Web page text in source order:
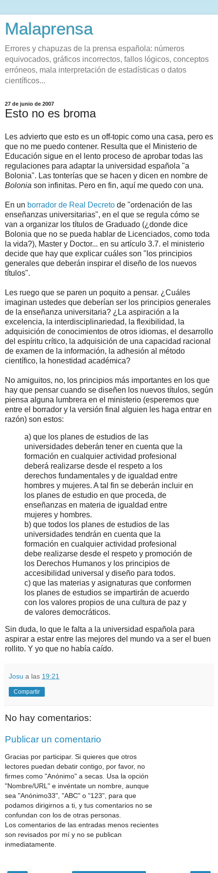
Malaprensa
Errores y chapuzas de la prensa española: números
equivocados, gráficos incorrectos, fallos lógicos, conceptos
erróneos, mala interpretación de estadísticas o datos
científicos...
27 de junio de 2007
Esto no es broma
Les advierto que esto es un off-topic como una casa, pero es
que no me puedo contener. Resulta que el Ministerio de
Educación sigue en el lento proceso de aprobar todas las
regulaciones para adaptar la universidad española "a
Bolonia". Las tonterías que se hacen y dicen en nombre de
Bolonia son infinitas. Pero en fin, aquí me quedo con una.
En un borrador de Real Decreto de "ordenación de las
enseñanzas universitarias", en el que se regula cómo se
van a organizar los títulos de Graduado (¿donde dice
Bolonia que no se pueda hablar de Licenciados, como toda
la vida?), Master y Doctor... en su artículo 3.7. el ministerio
decide que hay que explicar cuáles son "los principios
generales que deberán inspirar el diseño de los nuevos
títulos".
Les ruego que se paren un poquito a pensar. ¿Cuáles
imaginan ustedes que deberían ser los principios generales
de la enseñanza universitaria? ¿La aspiración a la
excelencia, la interdisciplinariedad, la flexibilidad, la
adquisición de conocimientos de otros idiomas, el desarrollo
del espíritu crítico, la adquisición de una capacidad racional
de examen de la información, la adhesión al método
científico, la honestidad académica?
No amiguitos, no, los principios más importantes en los que
hay que pensar cuando se diseñen los nuevos títulos, según
piensa alguna lumbrera en el ministerio (esperemos que
entre el borrador y la versión final alguien les haga entrar en
razón) son estos:
a) que los planes de estudios de las
universidades deberán tener en cuenta que la
formación en cualquier actividad profesional
deberá realizarse desde el respeto a los
derechos fundamentales y de igualdad entre
hombres y mujeres. A tal fin se deberán incluir en
los planes de estudio en que proceda, de
enseñanzas en materia de igualdad entre
mujeres y hombres.
b) que todos los planes de estudios de las
universidades tendrán en cuenta que la
formación en cualquier actividad profesional
debe realizarse desde el respeto y promoción de
los Derechos Humanos y los principios de
accesibilidad universal y diseño para todos.
c) que las materias y asignaturas que conformen
los planes de estudios se impartirán de acuerdo
con los valores propios de una cultura de paz y
de valores democráticos.
Sin duda, lo que le falta a la universidad española para
aspirar a estar entre las mejores del mundo va a ser el buen
rollito. Y yo que no había caído.
Josu a las 19:21
Compartir
No hay comentarios:
Publicar un comentario
Gracias por participar. Si quieres que otros
lectores puedan debatir contigo, por favor, no
firmes como "Anónimo" a secas. Usa la opción
"Nombre/URL" e invéntate un nombre, aunque
sea "Anónimo33", "ABC" o "123", para que
podamos dirigirnos a ti, y tus comentarios no se
confundan con los de otras personas.
Los comentarios de las entradas menos recientes
son revisados por mí y no se publican
inmediatamente.